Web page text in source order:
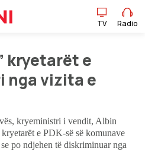
TV
TV Radio
kryetarët e
nga vizita e
kryeministri i vendit, Albin
e PDK-së së komunave
po ndjehen të diskriminuar nga